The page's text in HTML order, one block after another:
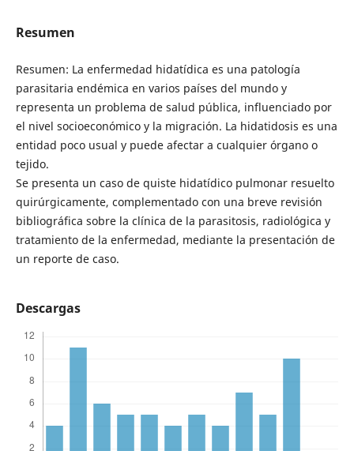
Resumen
Resumen: La enfermedad hidatídica es una patología
parasitaria endémica en varios países del mundo y
representa un problema de salud pública, influenciado por
el nivel socioeconómico y la migración. La hidatidosis es una
entidad poco usual y puede afectar a cualquier órgano o
tejido.
Se presenta un caso de quiste hidatídico pulmonar resuelto
quirúrgicamente, complementado con una breve revisión
bibliográfica sobre la clínica de la parasitosis, radiológica y
tratamiento de la enfermedad, mediante la presentación de
un reporte de caso.
Descargas